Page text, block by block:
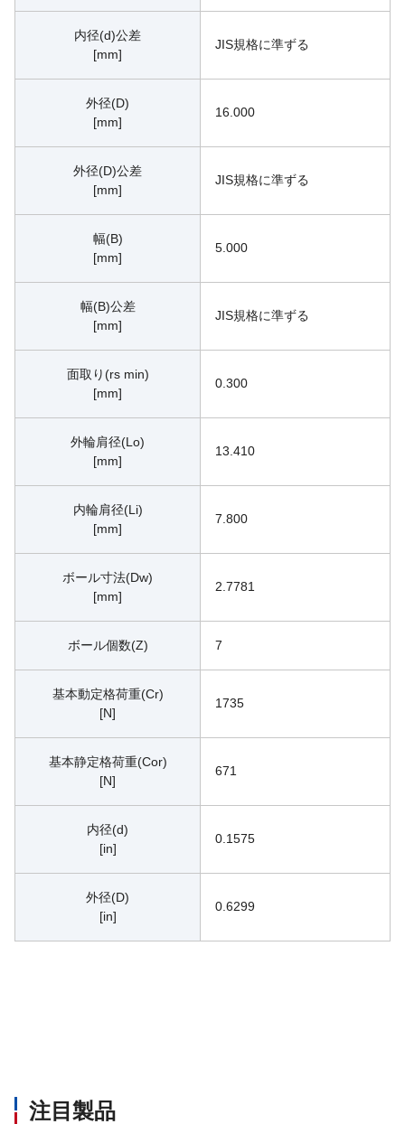
内径(d)公差
[mm]
JIS規格に準ずる
外径(D)
[mm]
16.000
外径(D)公差
[mm]
JIS規格に準ずる
幅(B)
[mm]
5.000
幅(B)公差
[mm]
JIS規格に準ずる
面取り(rs min)
[mm]
0.300
外輪肩径(Lo)
[mm]
13.410
内輪肩径(Li)
[mm]
7.800
ボール寸法(Dw)
[mm]
2.7781
ボール個数(Z) 7
基本動定格荷重(Cr)
[N]
1735
基本静定格荷重(Cor)
[N]
671
内径(d)
[in]
0.1575
外径(D)
[in]
0.6299
注目製品